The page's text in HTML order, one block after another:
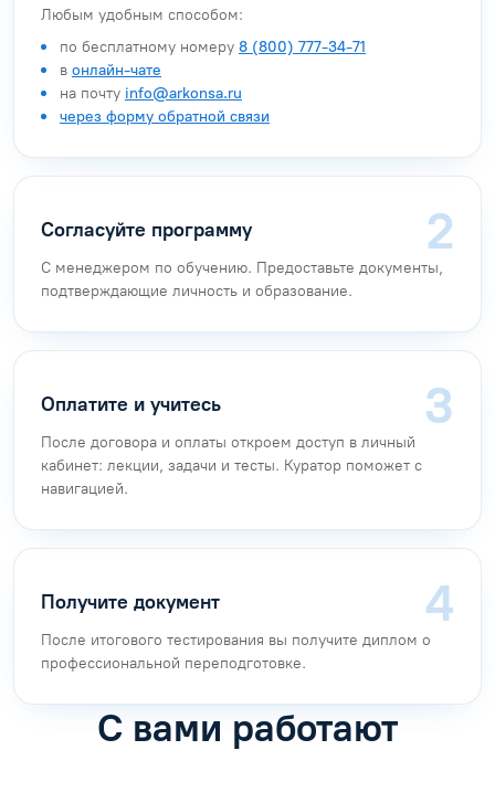
Любым удобным способом:
по бесплатному номеру 8 (800) 777-34-71
в онлайн-чате
на почту info@arkonsa.ru
через форму обратной связи
Согласуйте программу
С менеджером по обучению. Предоставьте документы,
подтверждающие личность и образование.
Оплатите и учитесь
После договора и оплаты откроем доступ в личный
кабинет: лекции, задачи и тесты. Куратор поможет с
навигацией.
Получите документ
После итогового тестирования вы получите диплом о
профессиональной переподготовке.
С вами работают